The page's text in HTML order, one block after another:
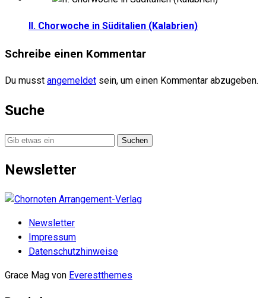
II. Chorwoche in Süditalien (Kalabrien)
Schreibe einen Kommentar
Du musst angemeldet sein, um einen Kommentar abzugeben.
Suche
Suche
Newsletter
Newsletter
Impressum
Datenschutzhinweise
Grace Mag von Everestthemes